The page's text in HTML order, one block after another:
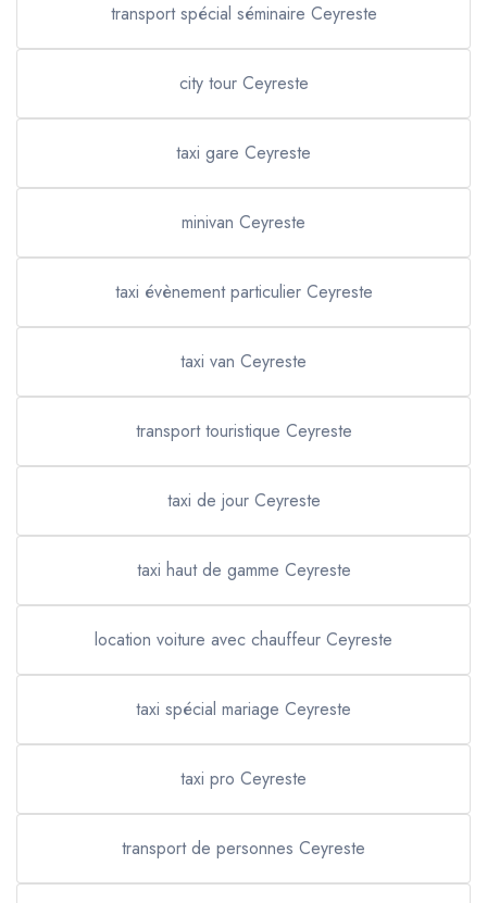
transport spécial séminaire Ceyreste
city tour Ceyreste
taxi gare Ceyreste
minivan Ceyreste
taxi évènement particulier Ceyreste
taxi van Ceyreste
transport touristique Ceyreste
taxi de jour Ceyreste
taxi haut de gamme Ceyreste
location voiture avec chauffeur Ceyreste
taxi spécial mariage Ceyreste
taxi pro Ceyreste
transport de personnes Ceyreste